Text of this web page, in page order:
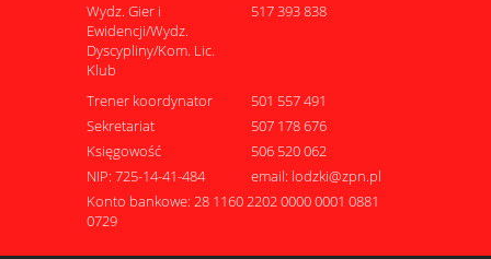
Wydz. Gier i
Ewidencji/Wydz.
Dyscypliny/Kom. Lic.
Klub
517 393 838
Trener koordynator
501 557 491
Sekretariat
507 178 676
Księgowość
506 520 062
NIP: 725-14-41-484
email: lodzki@zpn.pl
Konto bankowe: 28 1160 2202 0000 0001 0881
0729